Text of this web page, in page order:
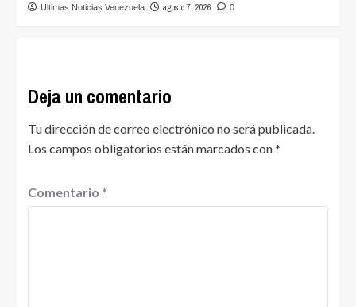
Ultimas Noticias Venezuela agosto 7, 2026 0
Deja un comentario
Tu dirección de correo electrónico no será publicada.
Los campos obligatorios están marcados con*
Comentario *